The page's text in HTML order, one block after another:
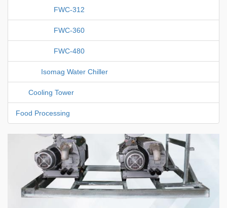
FWC-312
FWC-360
FWC-480
Isomag Water Chiller
Cooling Tower
Food Processing